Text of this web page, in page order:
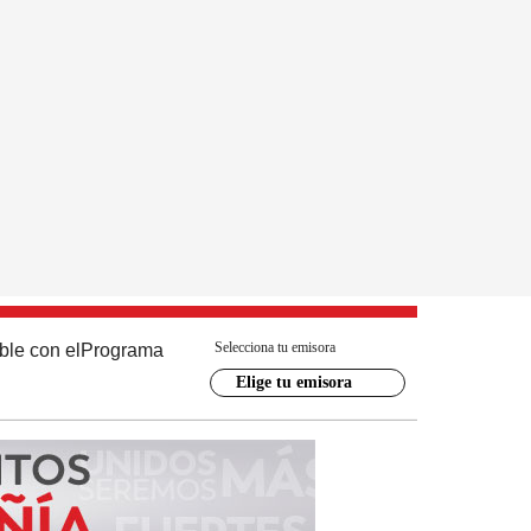
con el Programa Selecciona tu emisora
Elige tu emisora